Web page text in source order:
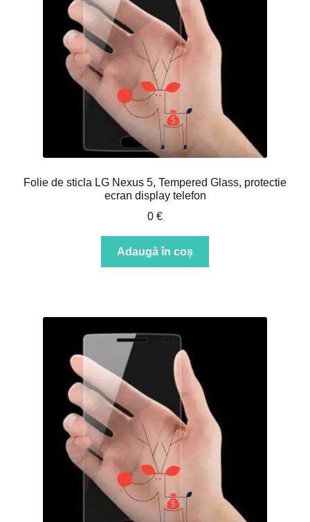
Folie de sticla LG Nexus 5, Tempered Glass, protectie
ecran display telefon
0 €
Adaugă în coș